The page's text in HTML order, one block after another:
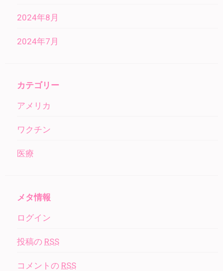
2024年8月
2024年7月
カテゴリー
アメリカ
ワクチン
医療
メタ情報
ログイン
投稿の RSS
コメントの RSS